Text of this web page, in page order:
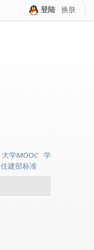
登陆 换肤
大学MOOC 学
住建部标准